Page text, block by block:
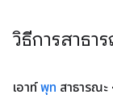
วิธีการสาธา
เอาท์พุท สาธารณะ